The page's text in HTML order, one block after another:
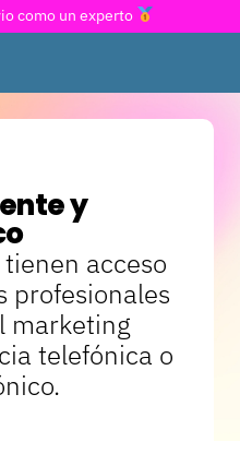
como un experto
y
acceso
profesionales
marketing
telefónica o